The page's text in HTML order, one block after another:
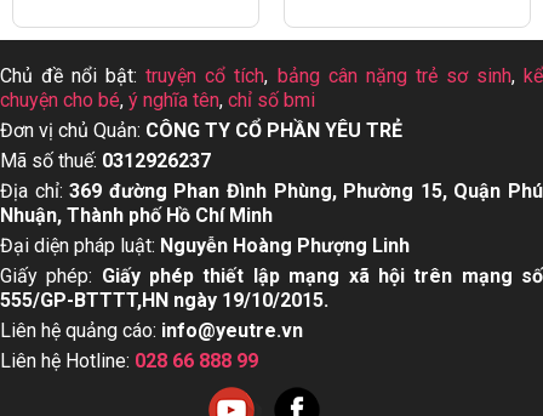
Chủ đề nổi bật:truyện cổ tích, bảng cân nặng trẻ sơ sinh,kể
chuyện cho bé, ý nghĩa tên, chỉ số bmi
Đơn vị chủ Quản: CÔNG TY CỔ PHẦN YÊU TRẺ
Mã số thuế: 0312926237
Địa chỉ:369 đường Phan Đình Phùng, Phường 15, Quận Phú
Nhuận, Thành phố Hồ Chí Minh
Đại diện pháp luật: Nguyễn Hoàng Phượng Linh
Giấy phép: Giấy phép thiết lập mạng xã hội trên mạng số
555/GP-BTTTT,HN ngày 19/10/2015.
Liên hệ quảng cáo: info@yeutre.vn
Liên hệ Hotline: 028 66 888 99